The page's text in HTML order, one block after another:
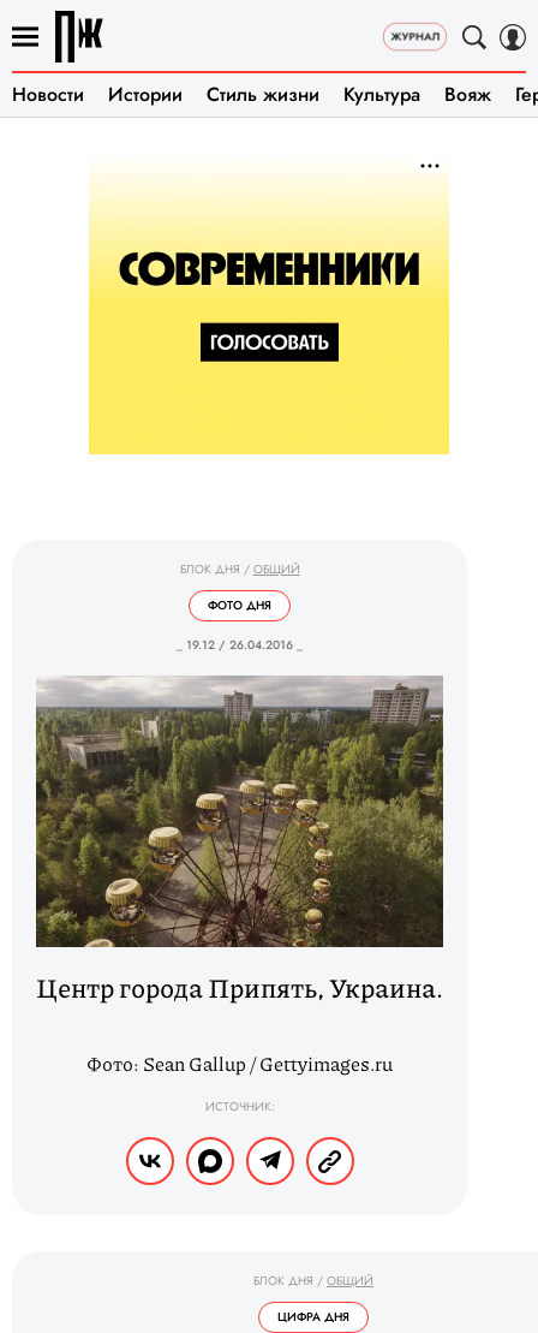
Новости Истории Стиль жизни Культура Вояж
БЛОК ДНЯ / ОБЩИЙ
ФОТО ДНЯ
_ 19.12 / 26.04.2016 _
Центр города Припять, Украина.
Фото: Sean Gallup / Gettyimages.ru
ИСТОЧНИК:
БЛОК ДНЯ / ОБЩИЙ
ЦИФРА ДНЯ